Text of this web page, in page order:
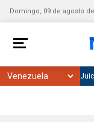
Domingo, 09 de agosto